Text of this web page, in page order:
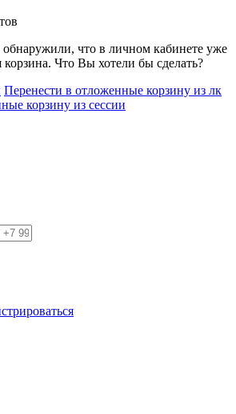
что в личном кабинете уже
корзина. Что Вы хотели бы сделать?
Перенести в отложенные корзину из лк
корзину из сессии